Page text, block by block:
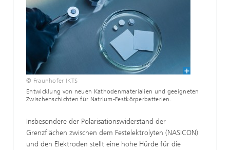
© Fraunhofer IKTS
Entwicklung von neuen Kathodenmaterialien und geeigneten
Zwischenschichten für Natrium-Festkörperbatterien.
Insbesondere der Polarisationswiderstand der
Grenzflächen zwischen dem Festelektrolyten (NASICON)
und den Elektroden stellt eine hohe Hürde für die